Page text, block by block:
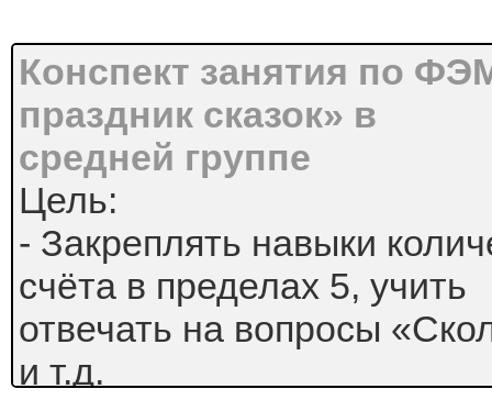
Конспект занятия по
праздник сказок» в
средней группе
Цель:
- Закреплять навыки
счёта в пределах 5, учить
отвечать на вопросы
и т.д.